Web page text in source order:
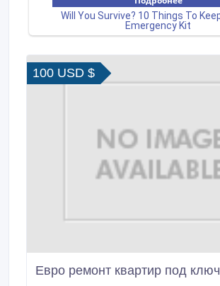
100 USD $
Евро ремонт квартир под ключ